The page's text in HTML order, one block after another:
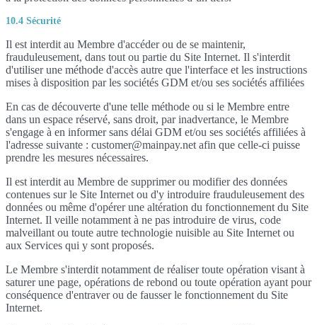
10.4 Sécurité
Il est interdit au Membre d'accéder ou de se maintenir,
frauduleusement, dans tout ou partie du Site Internet. Il s'interdit
d'utiliser une méthode d'accès autre que l'interface et les instructions
mises à disposition par les sociétés GDM et/ou ses sociétés affiliées
En cas de découverte d'une telle méthode ou si le Membre entre
dans un espace réservé, sans droit, par inadvertance, le Membre
s'engage à en informer sans délai GDM et/ou ses sociétés affiliées à
l'adresse suivante : customer@mainpay.net afin que celle-ci puisse
prendre les mesures nécessaires.
Il est interdit au Membre de supprimer ou modifier des données
contenues sur le Site Internet ou d'y introduire frauduleusement des
données ou même d'opérer une altération du fonctionnement du Site
Internet. Il veille notamment à ne pas introduire de virus, code
malveillant ou toute autre technologie nuisible au Site Internet ou
aux Services qui y sont proposés.
Le Membre s'interdit notamment de réaliser toute opération visant à
saturer une page, opérations de rebond ou toute opération ayant pour
conséquence d'entraver ou de fausser le fonctionnement du Site
Internet.